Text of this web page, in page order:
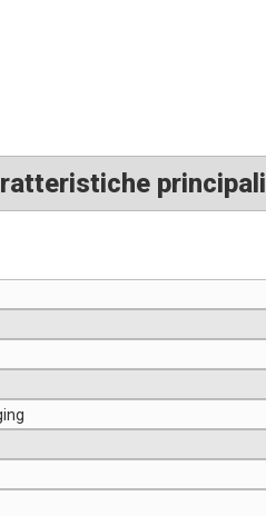
principali